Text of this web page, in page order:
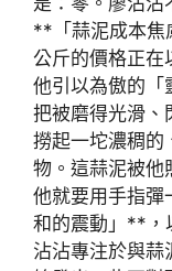
**「蒜泥成本焦
公斤的價格正在
他引以為傲的「
把被磨得光滑、
撈起一坨濃稠的
物。這蒜泥被他
他就要用手指
和的震動」**，
沾沾專注於與蒜